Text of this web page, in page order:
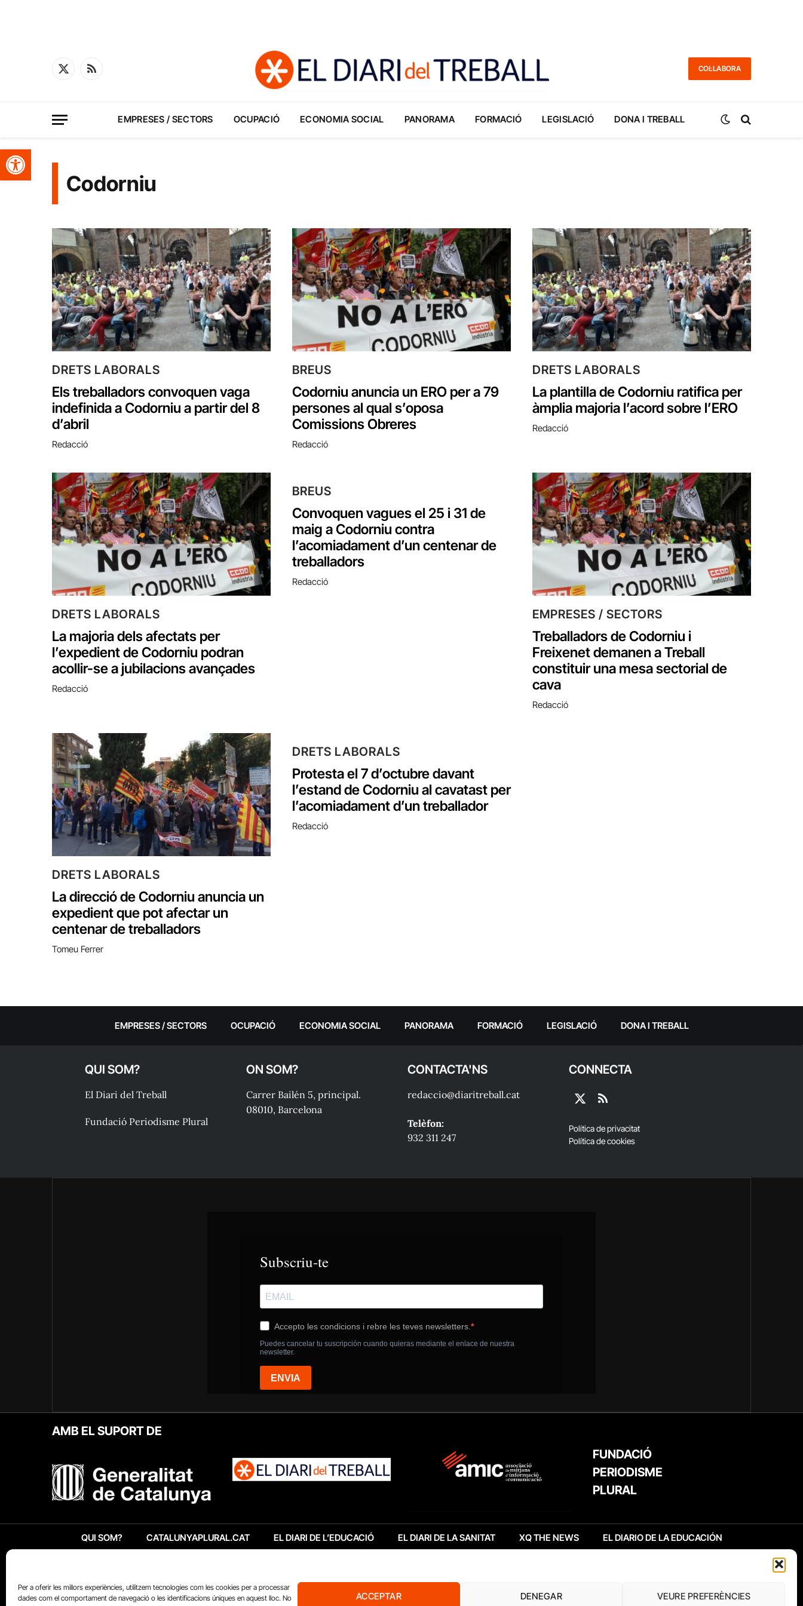
Obre la barra d'eines
Per a oferir les millors experiències, utilitzem tecnologies com les cookies per a processar
dades com el comportament de navegació o les identificacions úniques en aquest lloc. No
ACCEPTAR DENEGAR VEURE PREFERÈNCIES
X
RSS
COL·LABORA
EMPRESES / SECTORS OCUPACIÓ ECONOMIA SOCIAL PANORAMA FORMACIÓ LEGISLACIÓ DONA I TREBALL
Codorniu
DRETS LABORALS
Els treballadors convoquen vaga
indefinida a Codorniu a partir del 8
d’abril
Redacció
BREUS
Codorniu anuncia un ERO per a 79
persones al qual s’oposa
Comissions Obreres
Redacció
DRETS LABORALS
La plantilla de Codorniu ratifica per
àmplia majoria l’acord sobre l’ERO
Redacció
DRETS LABORALS
La majoria dels afectats per
l’expedient de Codorniu podran
acollir-se a jubilacions avançades
Redacció
BREUS
Convoquen vagues el 25 i 31 de
maig a Codorniu contra
l’acomiadament d’un centenar de
treballadors
Redacció
EMPRESES / SECTORS
Treballadors de Codorniu i
Freixenet demanen a Treball
constituir una mesa sectorial de
cava
Redacció
DRETS LABORALS
La direcció de Codorniu anuncia un
expedient que pot afectar un
centenar de treballadors
Tomeu Ferrer
DRETS LABORALS
Protesta el 7 d’octubre davant
l’estand de Codorniu al cavatast per
l’acomiadament d’un treballador
Redacció
EMPRESES / SECTORS OCUPACIÓ ECONOMIA SOCIAL PANORAMA FORMACIÓ LEGISLACIÓ DONA I TREBALL
QUI SOM?
El Diari del Treball
Fundació Periodisme Plural
ON SOM?
Carrer Bailén 5, principal.
08010, Barcelona
CONTACTA'NS
redaccio@diaritreball.cat
Telèfon:
932 311 247
CONNECTA
X
RSS
Política de privacitat
Política de cookies
AMB EL SUPORT DE
FUNDACIÓ
PERIODISME
PLURAL
QUI SOM? CATALUNYAPLURAL.CAT EL DIARI DE L’EDUCACIÓ EL DIARI DE LA SANITAT XQ THE NEWS EL DIARIO DE LA EDUCACIÓN